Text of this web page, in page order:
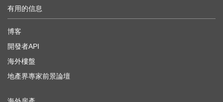
有用的信息
博客
開發者API
海外樓盤
地產界專家前景論壇